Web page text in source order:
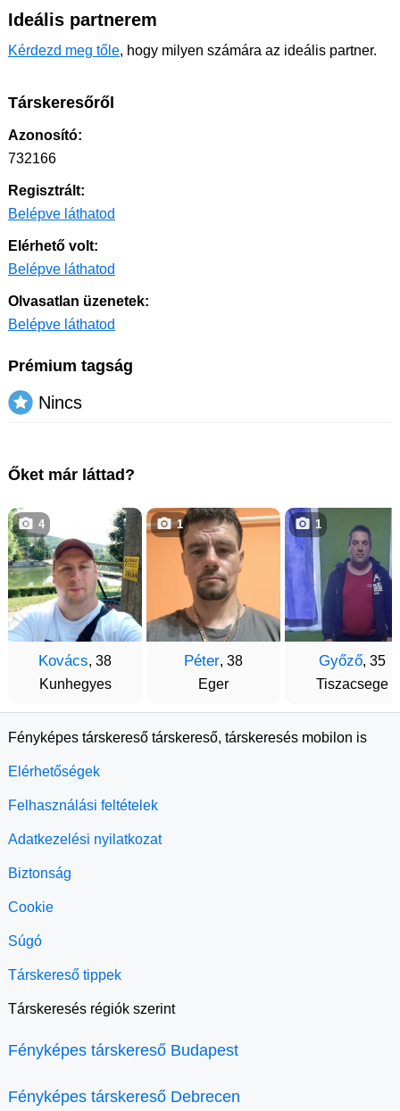
Ideális partnerem
Kérdezd meg tőle, hogy milyen számára az ideális partner.
Társkeresőről
Azonosító:
732166
Regisztrált:
Belépve láthatod
Elérhető volt:
Belépve láthatod
Olvasatlan üzenetek:
Belépve láthatod
Prémium tagság
Nincs
Őket már láttad?
Kovács, 38
Kunhegyes
4
Péter, 38
Eger
1
Győző, 35
Tiszacsege
1
Fényképes társkereső társkereső, társkeresés mobilon is
Elérhetőségek
Felhasználási feltételek
Adatkezelési nyilatkozat
Biztonság
Cookie
Súgó
Társkereső tippek
Társkeresés régiók szerint
Fényképes társkereső Budapest
Fényképes társkereső Debrecen